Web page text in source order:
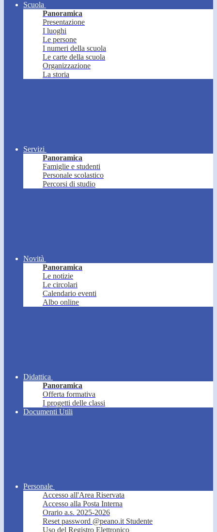
Scuola
Panoramica
Presentazione
I luoghi
Le persone
I numeri della scuola
Le carte della scuola
Organizzazione
La storia
Servizi
Panoramica
Famiglie e studenti
Personale scolastico
Percorsi di studio
Novità
Panoramica
Le notizie
Le circolari
Calendario eventi
Albo online
Didattica
Panoramica
Offerta formativa
I progetti delle classi
Documenti Utili
Personale
Accesso all'Area Riservata
Accesso alla Posta Interna
Orario a.s. 2025-2026
Reset password @peano.it Studente
Uso del Registro Elettronico